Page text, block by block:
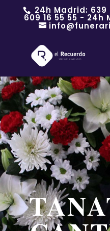
24h Madrid: 639
609 16 55 55 - 24h